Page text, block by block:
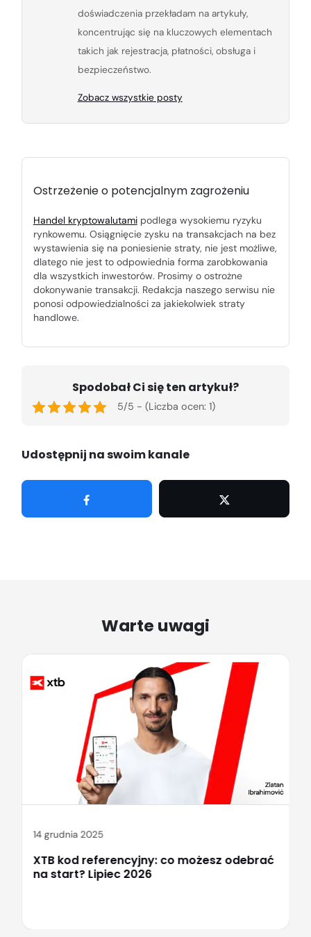
doświadczenia przekładam na artykuły,
koncentrując się na kluczowych elementach
takich jak rejestracja, płatności, obsługa i
bezpieczeństwo.
Zobacz wszystkie posty
Ostrzeżenie o potencjalnym zagrożeniu
Handel kryptowalutamipodlega wysokiemu ryzyku
rynkowemu. Osiągnięcie zysku na transakcjach na bez
wystawienia się na poniesienie straty, nie jest możliwe,
dlatego nie jest to odpowiednia forma zarobkowania
dla wszystkich inwestorów. Prosimy o ostrożne
dokonywanie transakcji. Redakcja naszego serwisu nie
ponosi odpowiedzialności za jakiekolwiek straty
handlowe.
Spodobał Ci się ten artykuł?
5/5 - (Liczba ocen: 1)
Udostępnij na swoim kanale
Warte uwagi
14 grudnia 2025
XTB kod referencyjny: co możesz odebrać
na start? Lipiec 2026